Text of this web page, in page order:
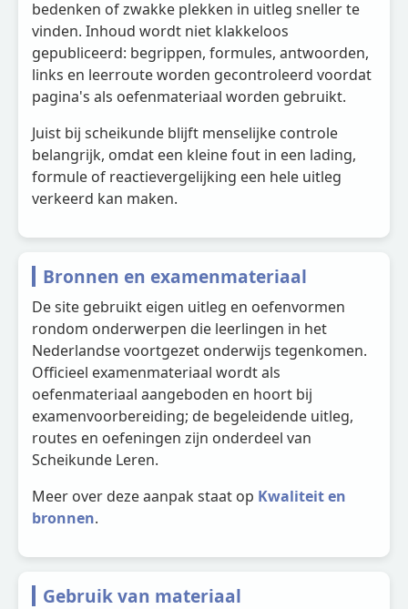
bedenken of zwakke plekken in uitleg sneller te
vinden. Inhoud wordt niet klakkeloos
gepubliceerd: begrippen, formules, antwoorden,
links en leerroute worden gecontroleerd voordat
pagina's als oefenmateriaal worden gebruikt.
Juist bij scheikunde blijft menselijke controle
belangrijk, omdat een kleine fout in een lading,
formule of reactievergelijking een hele uitleg
verkeerd kan maken.
Bronnen en examenmateriaal
De site gebruikt eigen uitleg en oefenvormen
rondom onderwerpen die leerlingen in het
Nederlandse voortgezet onderwijs tegenkomen.
Officieel examenmateriaal wordt als
oefenmateriaal aangeboden en hoort bij
examenvoorbereiding; de begeleidende uitleg,
routes en oefeningen zijn onderdeel van
Scheikunde Leren.
Meer over deze aanpak staat op Kwaliteit en
bronnen.
Gebruik van materiaal